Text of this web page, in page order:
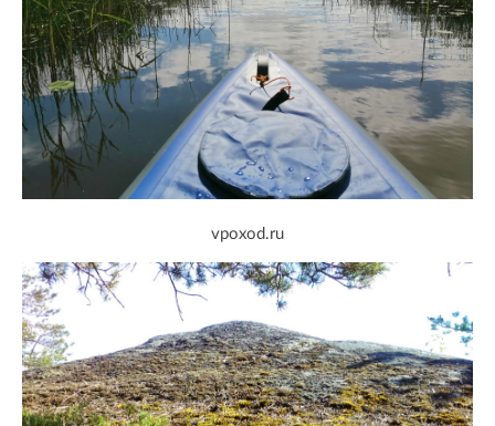
vpoxod.ru